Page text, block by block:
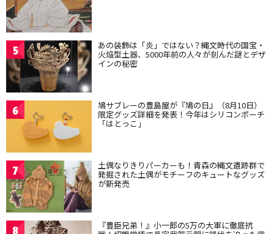
5 あの装飾は「炎」ではない？縄文時代の国宝・
火焔型土器、5000年前の人々が刻んだ謎とデザ
インの秘密
6 鳩サブレーの豊島屋が『鳩の日』（8月10日）
限定グッズ詳細を発表！今年はシリコンポーチ
「はとっこ」
7 土偶なりきりパーカーも！青森の縄文遺跡群で
発掘された土偶がモチーフのキュートなグッズ
が新発売
8 『豊臣兄弟！』小一郎の5万の大軍に徹底抗